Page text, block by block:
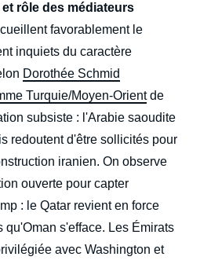
rôle des médiateurs
favorablement le
inquiets du caractère
Dorothée Schmid
Turquie/Moyen-Orientde
subsiste : l'Arabie saoudite
redoutent d'être sollicités pour
iranien. On observe
ouverte pour capter
: le Qatar revient en force
qu'Oman s'efface. Les Émirats
avec Washington et